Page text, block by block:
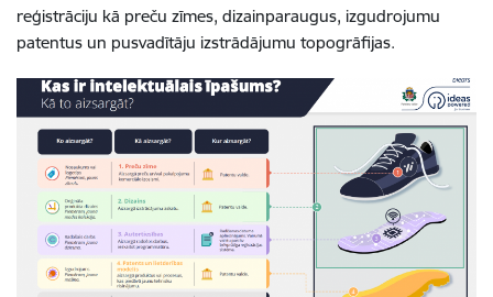
reģistrāciju kā preču zīmes, dizainparaugus, izgudrojumu
patentus un pusvadītāju izstrādājumu topogrāfijas.